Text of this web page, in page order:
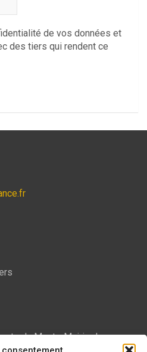
de vos données et
des tiers qui rendent ce
du Mont - Mairie de